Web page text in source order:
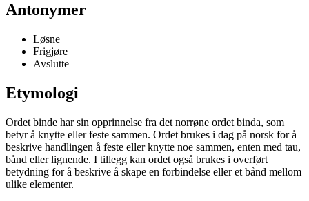
Antonymer
Løsne
Frigjøre
Avslutte
Etymologi
Ordet binde har sin opprinnelse fra det norrøne ordet binda, som
betyr å knytte eller feste sammen. Ordet brukes i dag på norsk for å
beskrive handlingen å feste eller knytte noe sammen, enten med tau,
bånd eller lignende. I tillegg kan ordet også brukes i overført
betydning for å beskrive å skape en forbindelse eller et bånd mellom
ulike elementer.